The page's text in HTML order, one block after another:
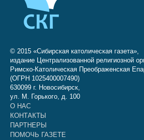
© 2015 «Сибирская католическая газета»,
издание Централизованной религиозной
Римско-Католическая Преображенская
(ОГРН 1025400007490)
630099 г. Новосибирск,
ул. М. Горького, д. 100
О НАС
КОНТАКТЫ
ПАРТНЕРЫ
ПОМОЧЬ ГАЗЕТЕ